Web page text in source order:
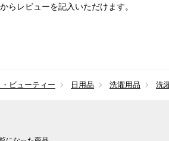
からレビューを記入いただけます。
ビューティー 日用品 洗濯用品 洗